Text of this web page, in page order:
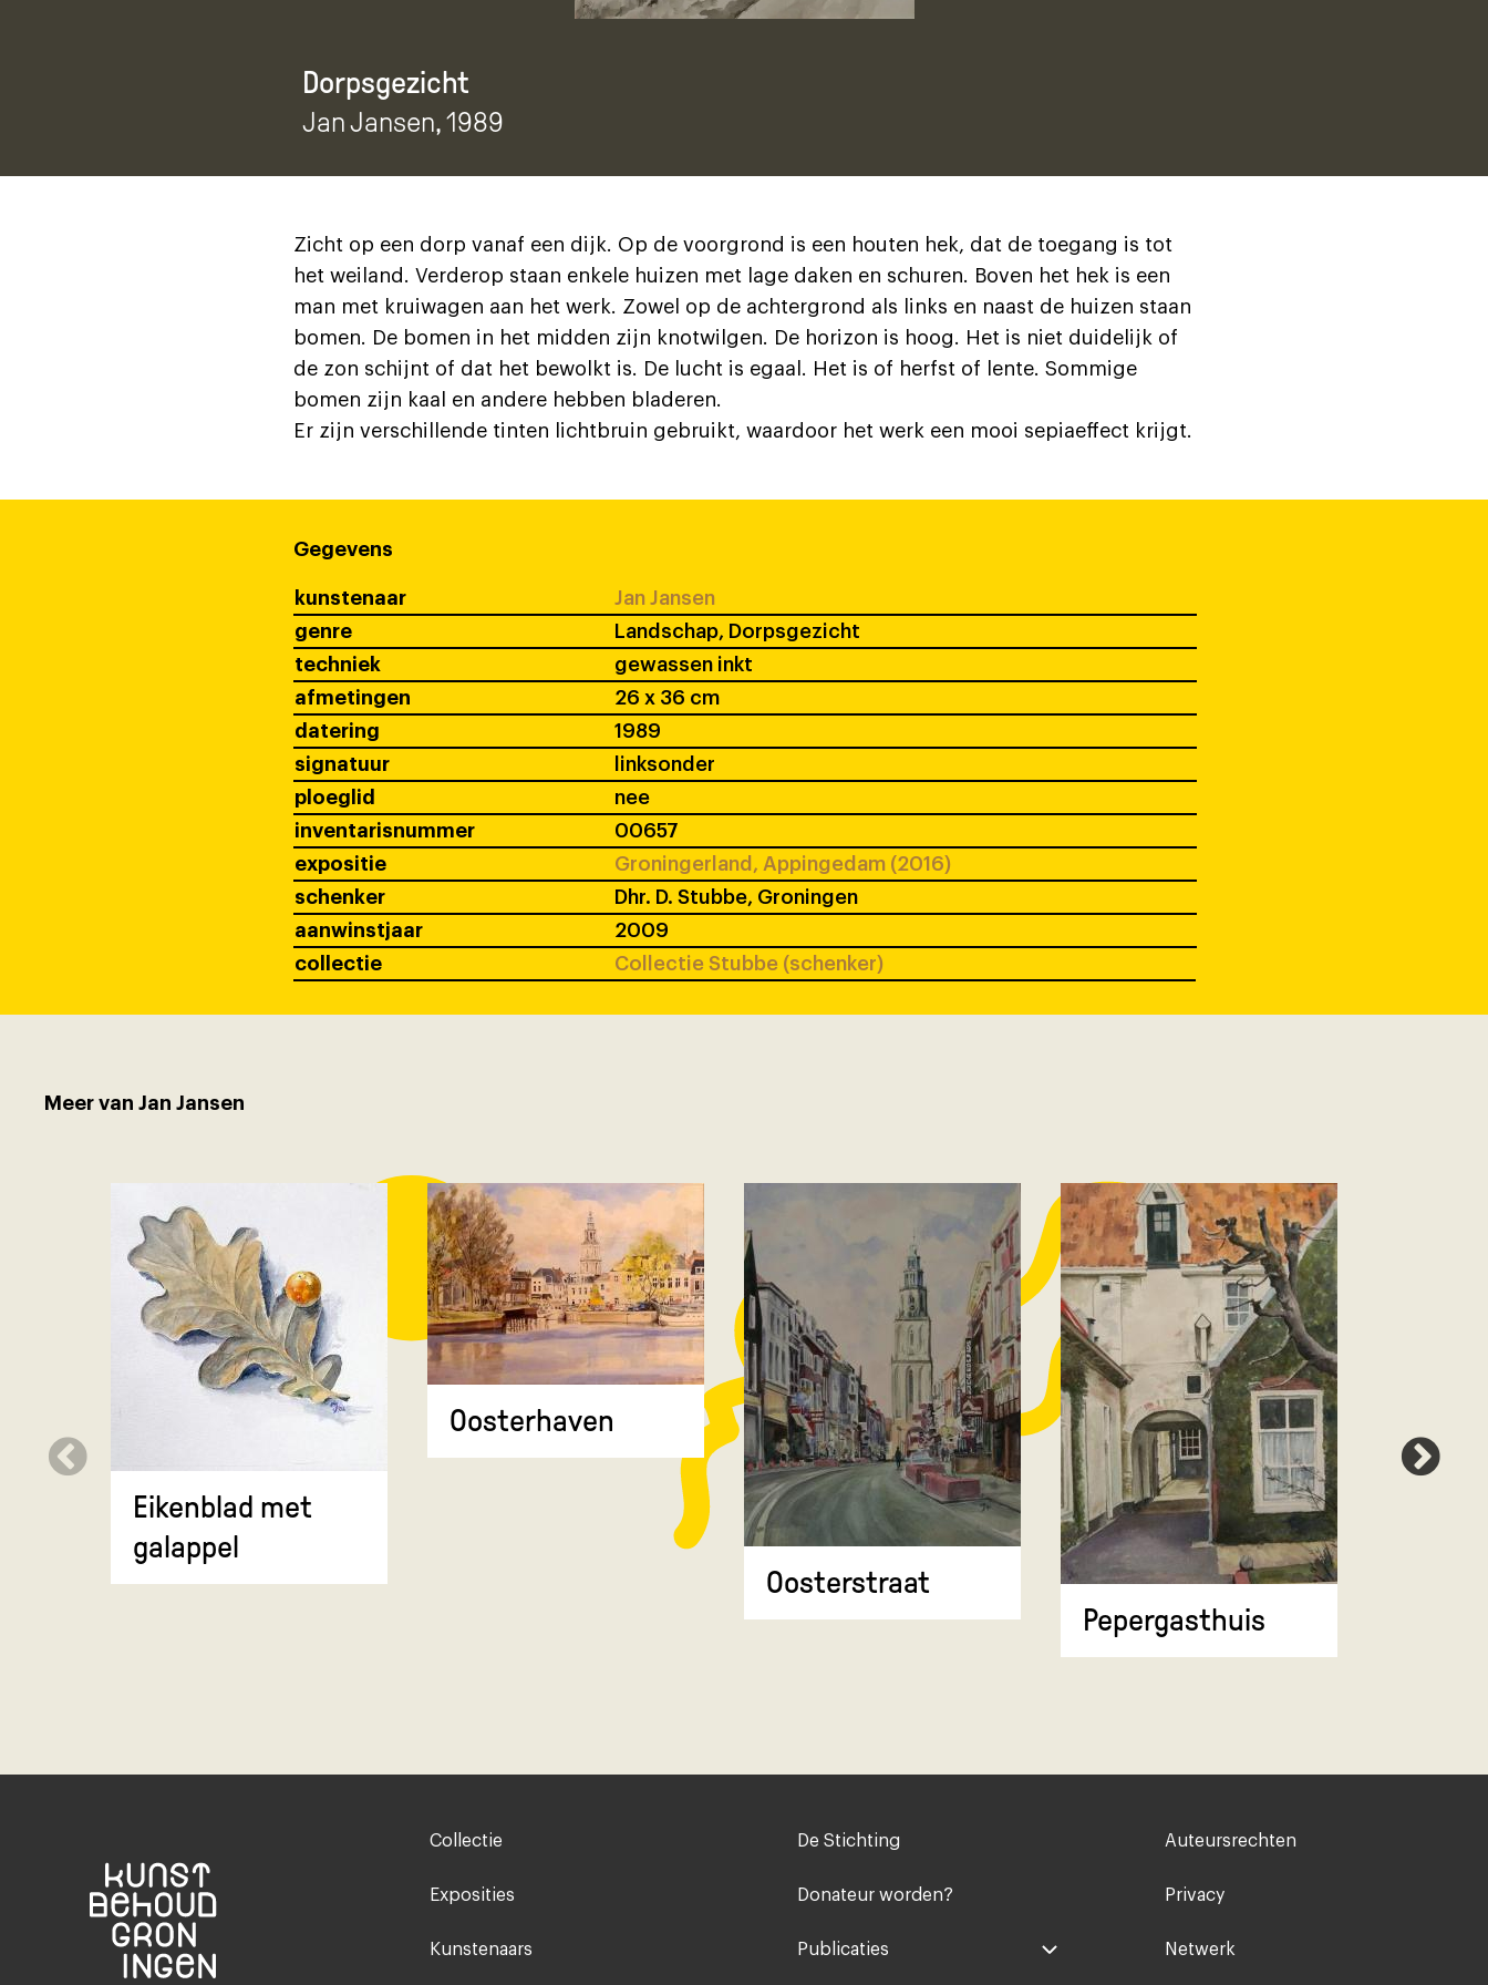
Dorpsgezicht
Jan Jansen, 1989
Zicht op een dorp vanaf een dijk. Op de voorgrond is een houten hek, dat de toegang is tot
het weiland. Verderop staan enkele huizen met lage daken en schuren. Boven het hek is een
man met kruiwagen aan het werk. Zowel op de achtergrond als links en naast de huizen staan
bomen. De bomen in het midden zijn knotwilgen. De horizon is hoog. Het is niet duidelijk of
de zon schijnt of dat het bewolkt is. De lucht is egaal. Het is of herfst of lente. Sommige
bomen zijn kaal en andere hebben bladeren.
Er zijn verschillende tinten lichtbruin gebruikt, waardoor het werk een mooi sepiaeffect krijgt.
Gegevens
kunstenaar
Jan Jansen
genre
Landschap, Dorpsgezicht
techniek
gewassen inkt
afmetingen
26 x 36 cm
datering
1989
signatuur
linksonder
ploeglid
nee
inventarisnummer
00657
expositie
Groningerland, Appingedam (2016)
schenker
Dhr. D. Stubbe, Groningen
aanwinstjaar
2009
collectie
Collectie Stubbe (schenker)
Meer van Jan Jansen
Eikenblad met
galappel
Oosterhaven
Oosterstraat
Pepergasthuis
Footer-
Collectie
Exposities
Kunstenaars
Voet
De Stichting
Donateur worden?
Publicaties
Voet
Auteursrechten
Privacy
Netwerk